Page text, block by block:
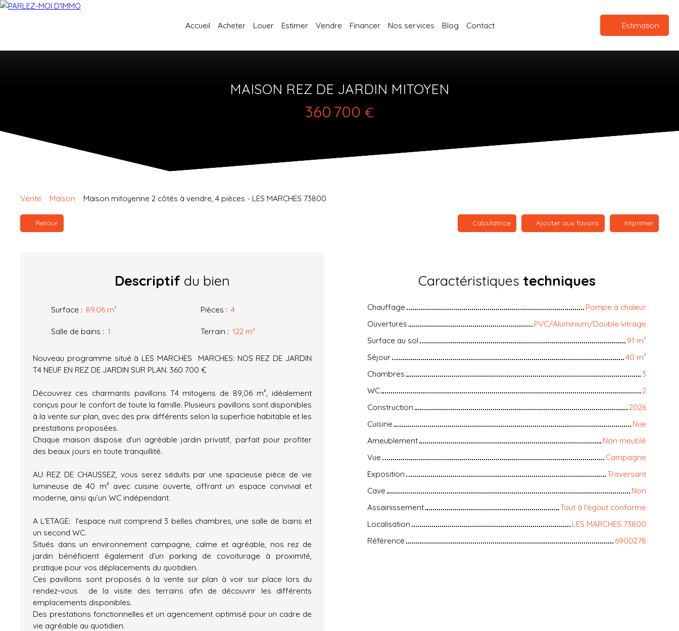
Accueil Acheter Louer Estimer Vendre Financer Nos services Blog Contact Estimation
MAISON REZ DE JARDIN MITOYEN
360 700 €
Vente Maison Maison mitoyenne 2 côtés à vendre, 4 pièces - LES MARCHES 73800
Retour Calculatrice Ajouter aux favoris Imprimer
Descriptif du bien
Surface : 89.06 m² Pièces : 4
Salle de bains : 1 Terrain : 122 m²
Nouveau programme situé à LES MARCHES MARCHES: NOS REZ DE JARDIN
T4 NEUF EN REZ DE JARDIN SUR PLAN. 360 700 €
Découvrez ces charmants pavillons T4 mitoyens de 89,06 m², idéalement
conçus pour le confort de toute la famille. Plusieurs pavillons sont disponibles
à la vente sur plan, avec des prix différents selon la superficie habitable et les
prestations proposées.
Chaque maison dispose d’un agréable jardin privatif, parfait pour profiter
des beaux jours en toute tranquillité.
AU REZ DE CHAUSSEZ, vous serez séduits par une spacieuse pièce de vie
lumineuse de 40 m² avec cuisine ouverte, offrant un espace convivial et
moderne, ainsi qu’un WC indépendant.
A L'ETAGE: l’espace nuit comprend 3 belles chambres, une salle de bains et
un second WC.
Situés dans un environnement campagne, calme et agréable, nos rez de
jardin bénéficient également d’un parking de covoiturage à proximité,
pratique pour vos déplacements du quotidien.
Ces pavillons sont proposés à la vente sur plan à voir sur place lors du
rendez-vous de la visite des terrains afin de découvrir les différents
emplacements disponibles.
Des prestations fonctionnelles et un agencement optimisé pour un cadre de
vie agréable au quotidien.
Caractéristiques techniques
Chauffage
Pompe à chaleur
Ouvertures
PVC/Aluminium/Double vitrage
Surface au sol
91 m²
Séjour
40 m²
Chambres
3
WC
2
Construction
2026
Cuisine
Nue
Ameublement
Non meublé
Vue
Campagne
Exposition
Traversant
Cave
Non
Assainissement
Tout à l'égout conforme
Localisation
LES MARCHES 73800
Référence
6900278